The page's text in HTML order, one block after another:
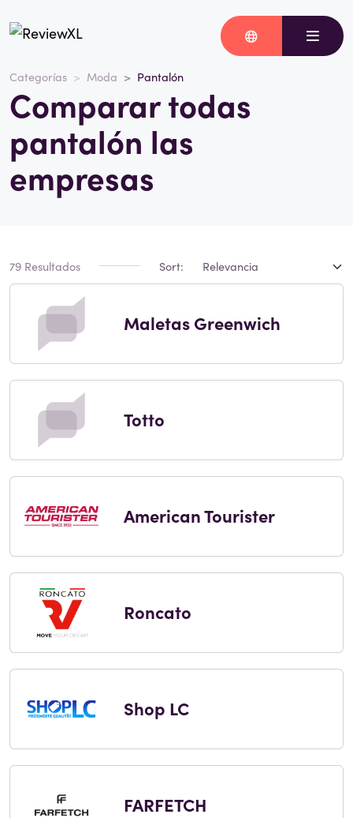
Categorías Moda Pantalón
Comparar todas
pantalón las
empresas
79 Resultados Sort:
Maletas Greenwich
Totto
American Tourister
Roncato
Shop LC
FARFETCH